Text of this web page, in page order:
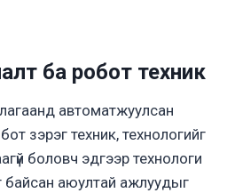
ба робот техник
автоматжуулсан
зэрэг техник, технологийг
боловч эдгээр технологи
аюултай ажлуудыг